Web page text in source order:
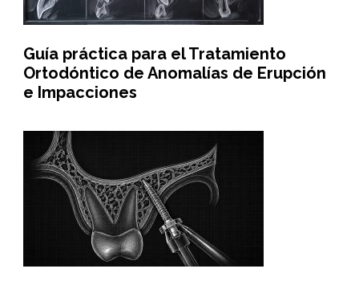
Guía práctica para el Tratamiento
Ortodóntico de Anomalías de Erupción
e Impacciones